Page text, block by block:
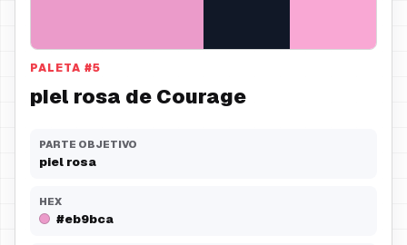
PALETA #5
piel rosa de Courage
PARTE OBJETIVO
piel rosa
HEX
#eb9bca